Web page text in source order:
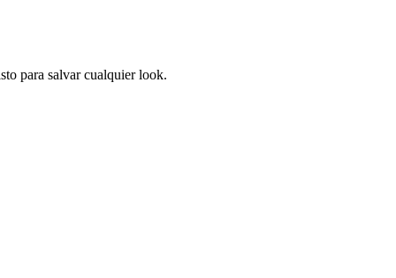
para salvar cualquier look.